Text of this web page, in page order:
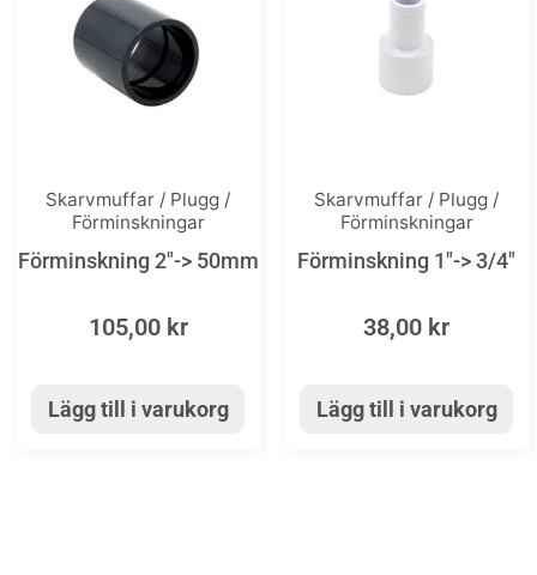
Skarvmuffar / Plugg /
Förminskningar
Förminskning 2″-> 50mm
105,00 kr
Lägg till i varukorg
Skarvmuffar / Plugg /
Förminskningar
Förminskning 1″-> 3/4″
38,00 kr
Lägg till i varukorg